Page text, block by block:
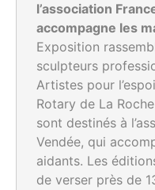
l’association
accompagne les
Exposition
sculpteurs
Artistes pour
Rotary de La
sont destinés à
Vendée, qui
aidants. Les
de verser près de